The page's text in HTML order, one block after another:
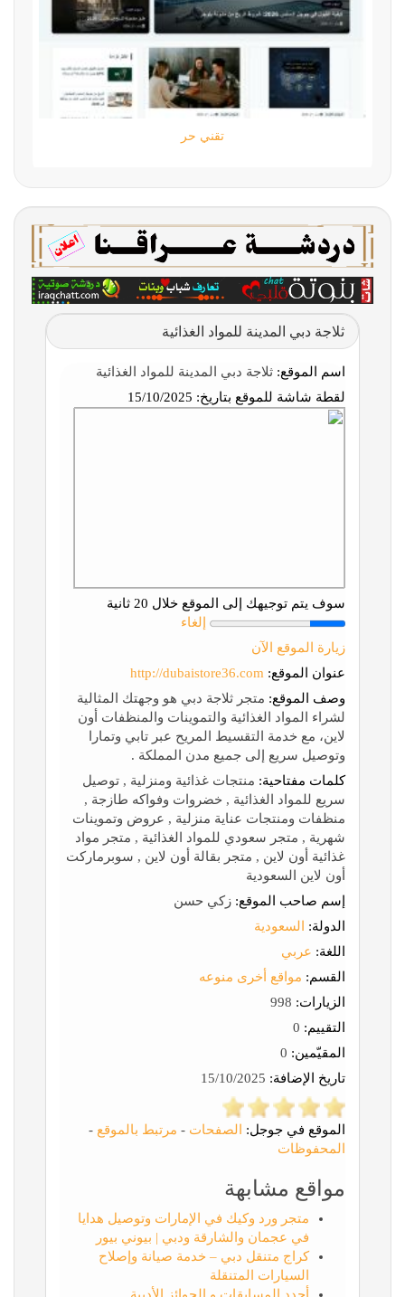
تقني حر
ثلاجة دبي المدينة للمواد الغذائية
اسم الموقع: ثلاجة دبي المدينة للمواد الغذائية
لقطة شاشة للموقع بتاريخ:
سوف يتم توجيهك إلى الموقع خلال 20 ثانية
إلغاء
زيارة الموقع الآن
عنوان الموقع: http://dubaistore36.com
وصف الموقع: متجر ثلاجة دبي هو وجهتك المثالية
لشراء المواد الغذائية والتموينات والمنظفات أون
لاين، مع خدمة التقسيط المريح عبر تابي وتمارا
وتوصيل سريع إلى جميع مدن المملكة .
كلمات مفتاحية: منتجات غذائية ومنزلية , توصيل
سريع للمواد الغذائية , خضروات وفواكه طازجة ,
منظفات ومنتجات عناية منزلية , عروض وتموينات
شهرية , متجر سعودي للمواد الغذائية , متجر مواد
غذائية أون لاين , متجر بقالة أون لاين , سوبرماركت
أون لاين السعودية
إسم صاحب الموقع: زكي حسن
الدولة:
السعودية
اللغة: عربي
القسم: مواقع أخرى منوعه
الزيارات:
التقييم:
المقيّمين:
تاريخ الإضافة:
الموقع في جوجل: الصفحات - مرتبط بالموقع -
المحفوظات
مواقع مشابهة
متجر ورد وكيك في الإمارات وتوصيل هدايا
في عجمان والشارقة ودبي | بيوني بيور
كراج متنقل دبي – خدمة صيانة وإصلاح
السيارات المتنقلة